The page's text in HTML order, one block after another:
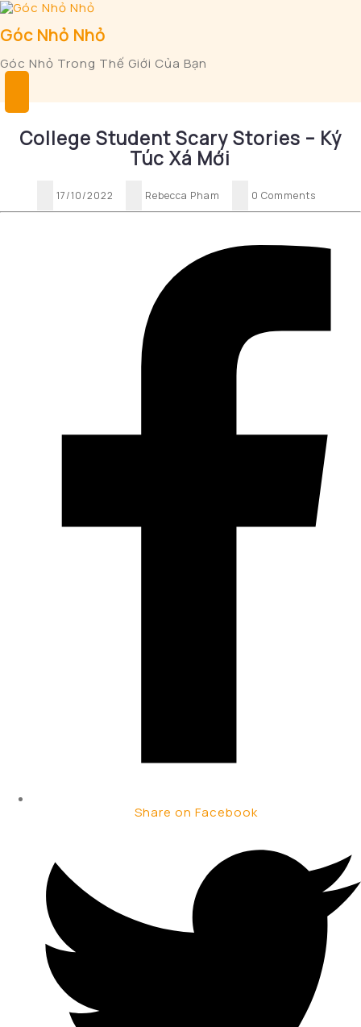
Skip
content
Góc Nhỏ Nhỏ
Góc Nhỏ Trong Thế Giới Của Bạn
Open
College Student Scary Stories – Ký
Túc Xá Mới
17/10/2022 Rebecca Pham 0 Comments
Share on Facebook